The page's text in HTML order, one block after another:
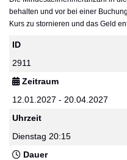
behalten und vor bei einer
Kurs zu stornieren und das Geld
ID
2911
Zeitraum
12.01.2027 - 20.04.2027
Uhrzeit
Dienstag 20:15
Dauer